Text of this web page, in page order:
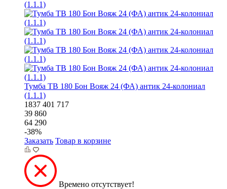
Тумба ТВ 180 Бон Вояж 24 (ФА) антик 24-колониал
(1.1.1)
1837 401 717
39 860
64 290
-38%
Заказать Товар в корзине
Времено отсутствует!